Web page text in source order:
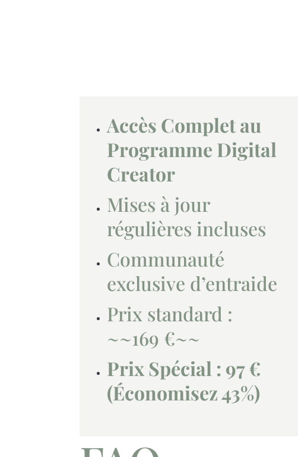
Accès Complet au
Programme Digital
Creator
Mises à jour
régulières incluses
Communauté
exclusive d’entraide
Prix standard :
~~169 €~~
Prix Spécial : 97 €
(Économisez 43%)